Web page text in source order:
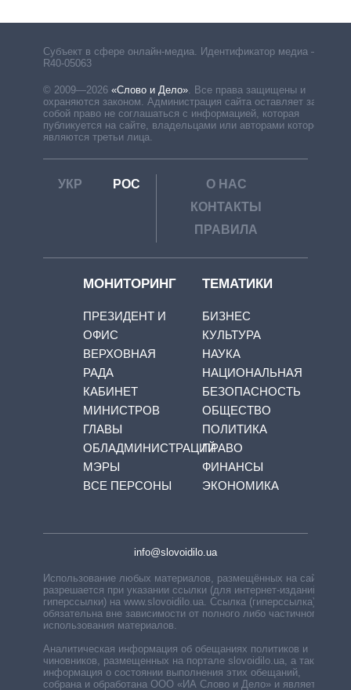
Субъект в сфере онлайн-медиа. Идентификатор медиа –
R40-05063
© 2009—2026 «Слово и Дело». Все права защищены и
охраняются законом. Администрация сайта оставляет за
собой право не соглашаться с информацией, которая
публикуется на сайте, владельцами или авторами которой
являются третьи лица.
УКР РОС
О НАС
КОНТАКТЫ
ПРАВИЛА
МОНИТОРИНГ
ПРЕЗИДЕНТ И
ОФИС
ВЕРХОВНАЯ
РАДА
КАБИНЕТ
МИНИСТРОВ
ГЛАВЫ
ОБЛАДМИНИСТРАЦИЙ
МЭРЫ
ВСЕ ПЕРСОНЫ
ТЕМАТИКИ
БИЗНЕС
КУЛЬТУРА
НАУКА
НАЦИОНАЛЬНАЯ
БЕЗОПАСНОСТЬ
ОБЩЕСТВО
ПОЛИТИКА
ПРАВО
ФИНАНСЫ
ЭКОНОМИКА
info@slovoidilo.ua
Использование любых материалов, размещённых на сайте,
разрешается при указании ссылки (для интернет-изданий —
гиперссылки) на www.slovoidilo.ua. Ссылка (гиперссылка)
обязательна вне зависимости от полного либо частичного
использования материалов.
Аналитическая информация об обещаниях политиков и
чиновников, размещенных на портале slovoidilo.ua, а также
информация о состоянии выполнения этих обещаний,
собрана и обработана ООО «ИА Слово и Дело» и является